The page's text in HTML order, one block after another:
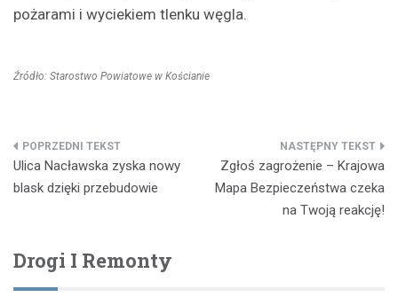
pożarami i wyciekiem tlenku węgla.
Źródło: Starostwo Powiatowe w Kościanie
Nawigacja
wpisu
Ulica Nacławska zyska nowy
blask dzięki przebudowie
Zgłoś zagrożenie – Krajowa
Mapa Bezpieczeństwa czeka
na Twoją reakcję!
Drogi I Remonty